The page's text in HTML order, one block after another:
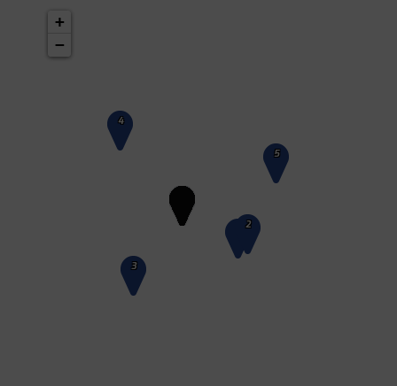
2
3
4
5
+
−